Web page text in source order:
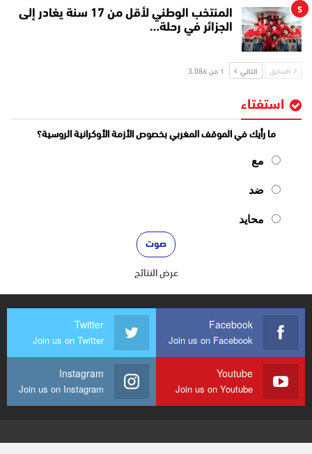
5
المنتخب الوطني لأقل من 17 سنة يغادر إلى
الجزائر في رحلة…
السابق التالي 1 من 3٬086
استفتاء
ما رأيك في الموقف المغربي بخصوص الأزمة الأوكرانية الروسية؟
مع
ضد
محايد
عرض النتائج
Facebook
Join us on Facebook
Twitter
Join us on Twitter
Youtube
Join us on Youtube
Instagram
Join us on Instagram